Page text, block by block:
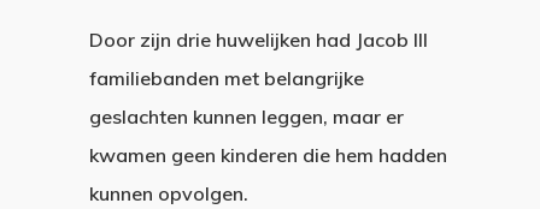
Door zijn drie huwelijken had Jacob III
familiebanden met belangrijke
geslachten kunnen leggen, maar er
kwamen geen kinderen die hem hadden
kunnen opvolgen.
Home
De Graven